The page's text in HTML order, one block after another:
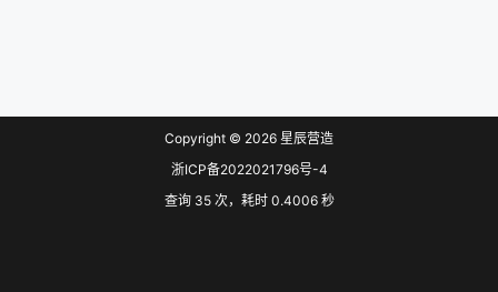
Copyright © 2026 星辰营造
浙ICP备2022021796号-4
查询 35 次，耗时 0.4006 秒